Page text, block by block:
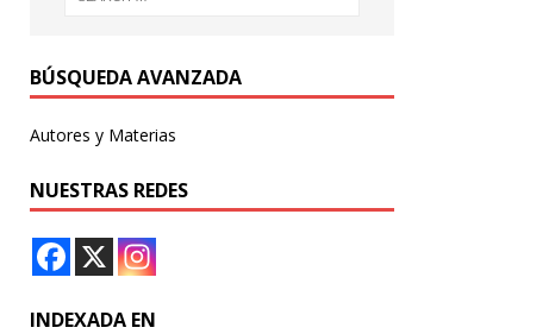
BÚSQUEDA AVANZADA
Autores y Materias
NUESTRAS REDES
INDEXADA EN